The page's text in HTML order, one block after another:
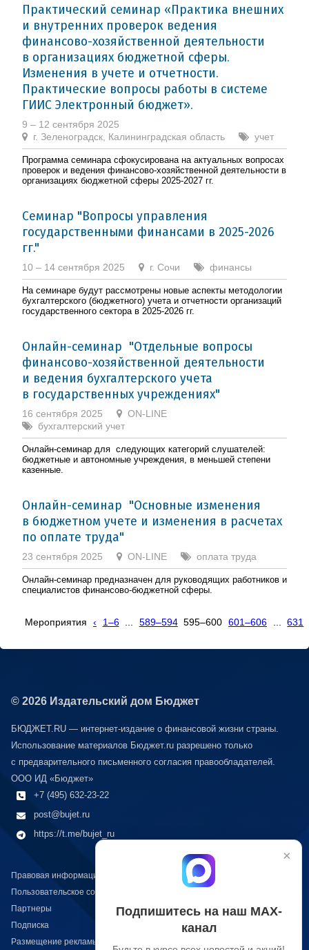
Практический семинар «Практика внешних
и внутренних проверок ведения
финансово-хозяйственной деятельности
в организациях бюджетной сферы.
Изменения в учете и отчетности.
Практические вопросы работы в системе
ГИИС Электронный бюджет».
9 – 12 сентября 2025
г. Зеленоградск, Калининградская область
учет
Программа семинара сфокусирована на актуальных вопросах
проверок и ведения финансово-хозяйственной деятельности в
организациях бюджетной сферы 2025-2027 гг.
Семинар "Вопросы управления
государственными финансами в 2025-2026
гг."
10 – 14 сентября 2025 г. Сочи финансы
На семинаре будут рассмотрены новые аспекты методологии
бухгалтерского (бюджетного) учета и отчетности организаций
государственного сектора в 2025-2026 гг.
Онлайн-семинар "Отдельные вопросы
финансово-хозяйственной деятельности
и ведения бухгалтерского учета
в государственных учреждениях"
16 сентября 2025
ON-LINE
бухгалтерский учет
Онлайн-семинар для следующих категорий слушателей:
бюджетные и автономные учреждения, в меньшей степени
казенные.
Онлайн-семинар "Основные изменения
в бюджетном учете и изменения в расчетах
по оплате труда"
23 сентября 2025 ON-LINE оплата труда
Онлайн-семинар предназначен для руководящих работников и
специалистов финансово-бюджетной сферы.
Мероприятия ‹ 1–6 589–594 595–600 601–606 631
© 2026 Издательский дом Бюджет
БЮДЖЕТ.RU — интернет-издание о финансовой жизни страны.
Использование материалов Бюджет.ru разрешено только
с предварительного письменного согласия правообладателей.
ООО ИД «Бюджет»
+7 (495) 632-23-22
post@bujet.ru
https://t.me/bujet_ru
Правовая информация
Пользовательское соглашение
Партнеры
Подписка
Размещение рекламы
×
Подпишитесь на наш МАХ-
канал